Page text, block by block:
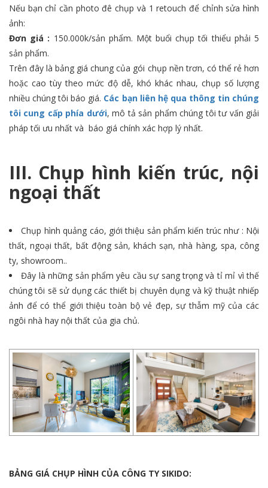
Nếu bạn chỉ cần photo đê chụp và 1 retouch để chỉnh sửa hình
ảnh:
Đơn giá : 150.000k/sản phẩm. Một buổi chụp tối thiểu phải 5
sản phẩm.
Trên đây là bảng giá chung của gói chụp nền trơn, có thể rẻ hơn
hoặc cao tùy theo mức độ dễ, khó khác nhau, chụp số lượng
nhiều chúng tôi báo giá. Các bạn liên hệ qua thông tin chúng
tôi cung cấp phía dưới, mô tả sản phẩm chúng tôi tư vấn giải
pháp tối ưu nhất và báo giá chính xác hợp lý nhất.
III. Chụp hình kiến trúc, nội
ngoại thất
Chụp hình quảng cáo, giới thiệu sản phẩm kiến trúc như : Nội
thất, ngoại thất, bất động sản, khách sạn, nhà hàng, spa, công
ty, showroom..
Đây là những sản phẩm yêu cầu sự sang trọng và tỉ mỉ vì thế
chúng tôi sẽ sử dụng các thiết bị chuyên dụng và kỹ thuật nhiếp
ảnh để có thể giới thiệu toàn bộ vẻ đẹp, sự thẫm mỹ của các
ngôi nhà hay nội thất của gia chủ.
BẢNG GIÁ CHỤP HÌNH CỦA CÔNG TY SIKIDO: